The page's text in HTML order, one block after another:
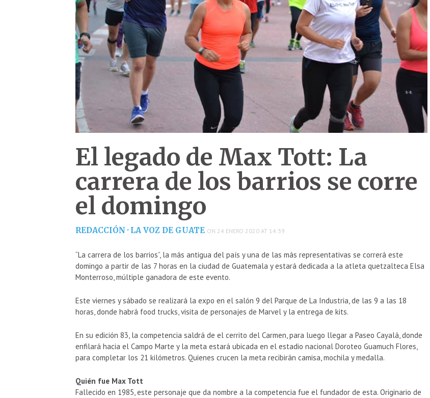
El legado de Max Tott: La
carrera de los barrios se corre
el domingo
REDACCIÓN · LA VOZ DE GUATE ON 24 ENERO 2020 AT 14:39
“La carrera de los barrios”, la más antigua del país y una de las más representativas se correrá este
domingo a partir de las 7 horas en la ciudad de Guatemala y estará dedicada a la atleta quetzalteca Elsa
Monterroso, múltiple ganadora de este evento.
Este viernes y sábado se realizará la expo en el salón 9 del Parque de La Industria, de las 9 a las 18
horas, donde habrá food trucks, visita de personajes de Marvel y la entrega de kits.
En su edición 83, la competencia saldrá de el cerrito del Carmen, para luego llegar a Paseo Cayalá, donde
enfilará hacia el Campo Marte y la meta estará ubicada en el estadio nacional Doroteo Guamuch Flores,
para completar los 21 kilómetros. Quienes crucen la meta recibirán camisa, mochila y medalla.
Quién fue Max Tott
Fallecido en 1985, este personaje que da nombre a la competencia fue el fundador de esta. Originario de
Congo eleva a 1 mil 801 las muertes por
NOTICIAS